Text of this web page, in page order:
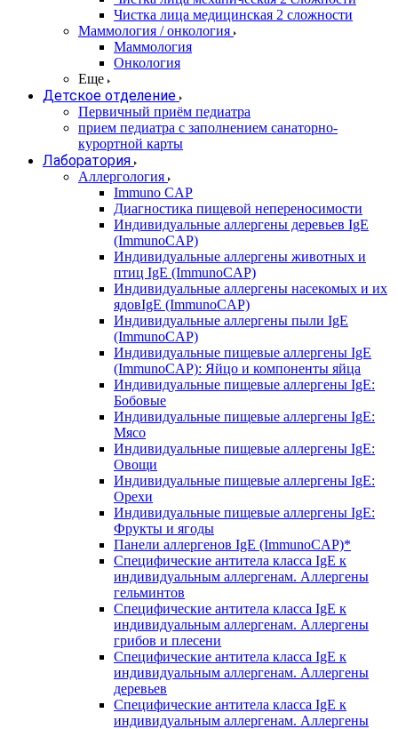
Чистка лица медицинская 2 сложности
Маммология / онкология
Маммология
Онкология
Еще
Детское отделение
Первичный приём педиатра
прием педиатра с заполнением санаторно-
курортной карты
Лаборатория
Аллергология
Immuno CAP
Диагностика пищевой непереносимости
Индивидуальные аллергены деревьев IgE
(ImmunoCAP)
Индивидуальные аллергены животных и
птиц IgE (ImmunoCAP)
Индивидуальные аллергены насекомых и их
ядовIgE (ImmunoCAP)
Индивидуальные аллергены пыли IgE
(ImmunoCAP)
Индивидуальные пищевые аллергены IgE
(ImmunoCAP): Яйцо и компоненты яйца
Индивидуальные пищевые аллергены IgE:
Бобовые
Индивидуальные пищевые аллергены IgE:
Мясо
Индивидуальные пищевые аллергены IgE:
Овощи
Индивидуальные пищевые аллергены IgE:
Орехи
Индивидуальные пищевые аллергены IgE:
Фрукты и ягоды
Панели аллергенов IgE (ImmunoCAP)*
Специфические антитела класса IgE к
индивидуальным аллергенам. Аллергены
гельминтов
Специфические антитела класса IgE к
индивидуальным аллергенам. Аллергены
грибов и плесени
Специфические антитела класса IgE к
индивидуальным аллергенам. Аллергены
деревьев
Специфические антитела класса IgE к
индивидуальным аллергенам. Аллергены